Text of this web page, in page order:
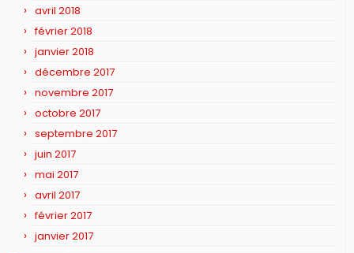
avril 2018
février 2018
janvier 2018
décembre 2017
novembre 2017
octobre 2017
septembre 2017
juin 2017
mai 2017
avril 2017
février 2017
janvier 2017